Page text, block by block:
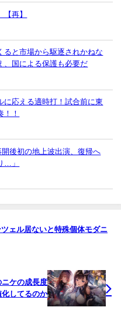
再】
ると市場から駆逐されかねな
、国による保護も必要だ
に応える適時打！試合前に東
！！
後初の地上波出演、復帰へ
…」
ツェル居ないと特殊個体モダニ
ニケの成長度
してるのか